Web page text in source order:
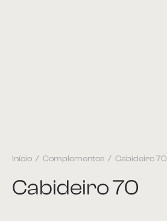
Início / Complementos / Cabideiro 70
Cabideiro 70